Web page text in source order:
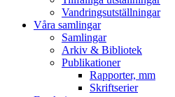
Vandringsutställningar
Våra samlingar
Samlingar
Arkiv & Bibliotek
Publikationer
Rapporter, mm
Skriftserier